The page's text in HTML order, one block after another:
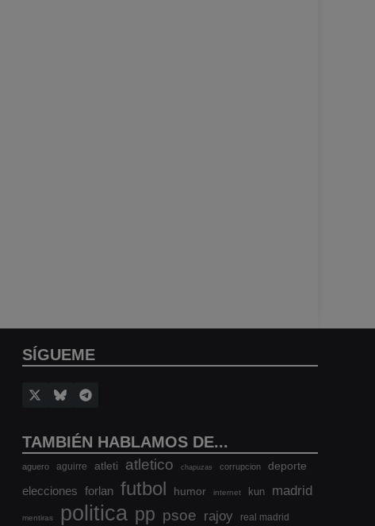
SÍGUEME
TAMBIÉN HABLAMOS DE...
aguero aguirre atleti atletico chapuzas corrupcion deporte
elecciones forlan futbol humor internet kun madrid
mentiras politica pp psoe rajoy real madrid